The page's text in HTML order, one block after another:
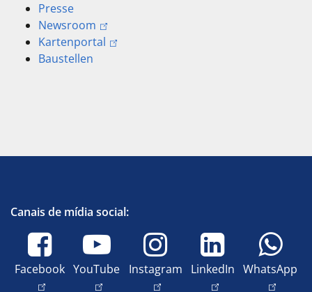
Presse
Newsroom
Kartenportal
Baustellen
Canais de mídia social:
Facebook YouTube Instagram LinkedIn WhatsApp